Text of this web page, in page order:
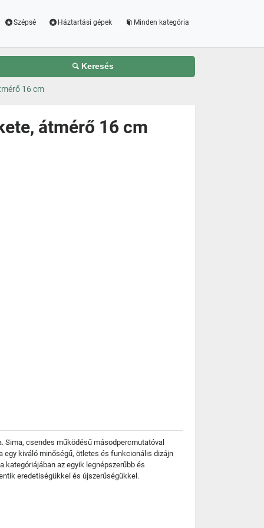
Szépsé Háztartási gépek Minden kategória
Keresés
16 cm
átmérő 16 cm
Sima, csendes működésű másodpercmutatóval
egy kiváló minőségű, ötletes és funkcionális dizájn
kategóriájában az egyik legnépszerűbb és
eredetiségükkel és újszerűségükkel.